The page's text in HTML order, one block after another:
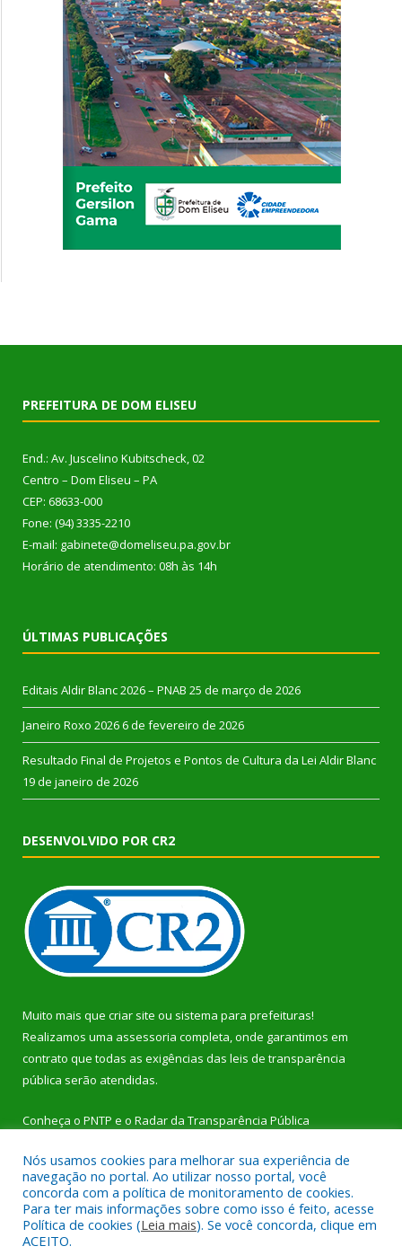
PREFEITURA DE DOM ELISEU
End.: Av. Juscelino Kubitscheck, 02
Centro – Dom Eliseu – PA
CEP: 68633-000
Fone: (94) 3335-2210
E-mail: gabinete@domeliseu.pa.gov.br
Horário de atendimento: 08h às 14h
ÚLTIMAS PUBLICAÇÕES
Editais Aldir Blanc 2026 – PNAB 25 de março de 2026
Janeiro Roxo 2026 6 de fevereiro de 2026
Resultado Final de Projetos e Pontos de Cultura da Lei Aldir Blanc
19 de janeiro de 2026
DESENVOLVIDO POR CR2
Muito mais que criar site ou sistema para prefeituras!
Realizamos uma assessoria completa, onde garantimos em
contrato que todas as exigências das leis de transparência
pública serão atendidas.
Conheça o PNTP e o Radar da Transparência Pública
Todos os direitos reservados a Prefeitura Municipal de Dom
Eliseu.
Nós usamos cookies para melhorar sua experiência de
navegação no portal. Ao utilizar nosso portal, você
concorda com a política de monitoramento de cookies.
Para ter mais informações sobre como isso é feito, acesse
Política de cookies (Leia mais). Se você concorda, clique em
ACEITO.